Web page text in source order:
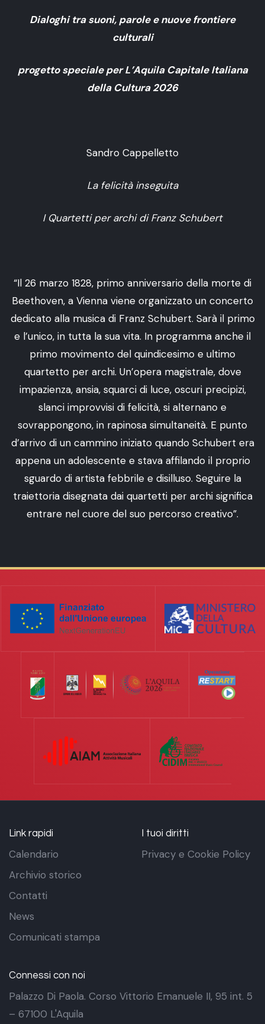
Dialoghi tra suoni, parole e nuove frontiere
culturali
progetto speciale per L’Aquila Capitale Italiana
della Cultura 2026
Sandro Cappelletto
La felicità inseguita
I Quartetti per archi di Franz Schubert
“Il 26 marzo 1828, primo anniversario della morte di
Beethoven, a Vienna viene organizzato un concerto
dedicato alla musica di Franz Schubert. Sarà il primo
e l’unico, in tutta la sua vita. In programma anche il
primo movimento del quindicesimo e ultimo
quartetto per archi. Un’opera magistrale, dove
impazienza, ansia, squarci di luce, oscuri precipizi,
slanci improvvisi di felicità, si alternano e
sovrappongono, in rapinosa simultaneità. E punto
d’arrivo di un cammino iniziato quando Schubert era
appena un adolescente e stava affilando il proprio
sguardo di artista febbrile e disilluso. Seguire la
traiettoria disegnata dai quartetti per archi significa
entrare nel cuore del suo percorso creativo”.
Link rapidi
Calendario
Archivio storico
Contatti
News
Comunicati stampa
I tuoi diritti
Privacy e Cookie Policy
Connessi con noi
Palazzo Di Paola. Corso Vittorio Emanuele II, 95 int. 5
– 67100 L'Aquila